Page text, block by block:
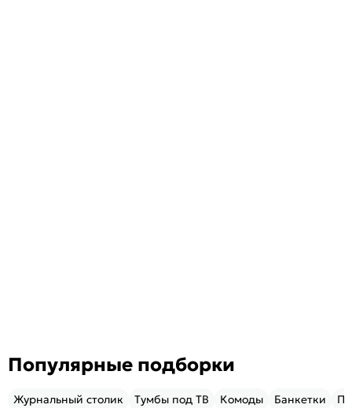
Популярные подборки
Журнальный столик Тумбы под ТВ Комоды Банкетки